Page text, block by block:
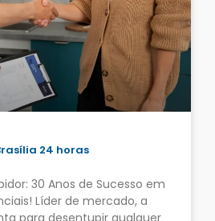
24 horas
30 Anos de Sucesso em
Líder de mercado, a
para desentupir qualquer